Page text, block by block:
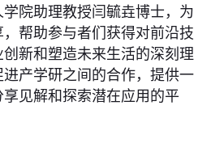
院助理教授闫毓垚博士，为
帮助参与者们获得对前沿技
新和塑造未来生活的深刻理
产学研之间的合作，提供一
见解和探索潜在应用的平